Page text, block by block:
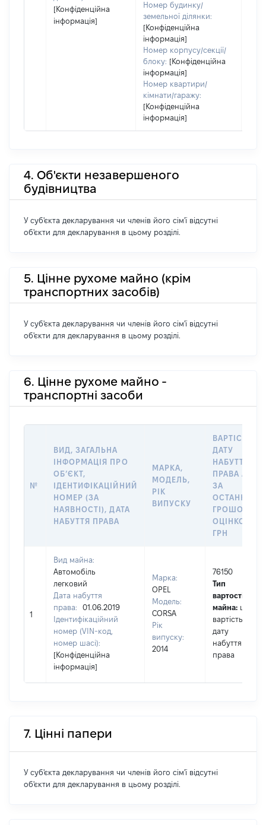
[Конфіденційна
інформація]
Номер будинку/
земельної ділянки:
[Конфіденційна
інформація]
Номер корпусу/секції/
блоку: [Конфіденційна
інформація]
Номер квартири/
кімнати/гаражу:
[Конфіденційна
інформація]
4. Об'єкти незавершеного
будівництва
У суб'єкта декларування чи членів його сім'ї відсутні
об'єкти для декларування в цьому розділі.
5. Цінне рухоме майно (крім
транспортних засобів)
У суб'єкта декларування чи членів його сім'ї відсутні
об'єкти для декларування в цьому розділі.
6. Цінне рухоме майно -
транспортні засоби
№
ВИД, ЗАГАЛЬНА
ІНФОРМАЦІЯ ПРО
ОБʼЄКТ,
ІДЕНТИФІКАЦІЙНИЙ
НОМЕР (ЗА
НАЯВНОСТІ), ДАТА
НАБУТТЯ ПРАВА
МАРКА,
МОДЕЛЬ,
РІК
ВИПУСКУ
ВАРТІСТЬ НА
ДАТУ
НАБУТТЯ
ПРАВА АБО
ЗА
ГРОШОВОЮ
ОЦІНКОЮ,
ГРН
1
Вид майна:
Автомобіль
легковий
Дата набуття
права:
01.06.2019
Ідентифікаційний
номер (VIN-код,
номер шасі):
[Конфіденційна
інформація]
Марка:
OPEL
Модель:
CORSA
Рік
випуску:
2014
76150
Тип
вартості
майна: це
вартість на
дату
набуття
права
7. Цінні папери
У суб'єкта декларування чи членів його сім'ї відсутні
об'єкти для декларування в цьому розділі.